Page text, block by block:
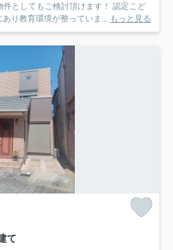
としてもご検討頂けます！ 認定こど
り教育環境が整っていま... もっと見る
て